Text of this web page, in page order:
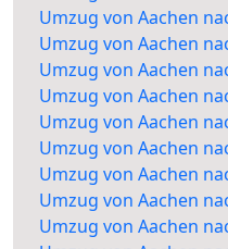
Umzug von Aachen
Umzug von Aachen
Umzug von Aachen
Umzug von Aachen
Umzug von Aachen
Umzug von Aachen
Umzug von Aachen
Umzug von Aachen
Umzug von Aachen